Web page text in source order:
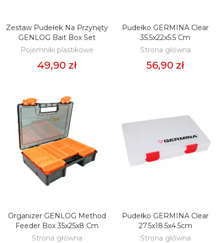
DODAJ DO KOSZYKA
Zestaw Pudełek Na Przynęty
GENLOG Bait Box Set
Pojemniki plastikowe
49,90 zł
DODAJ DO KOSZYKA
Pudełko GERMINA Clear
35.5x22x5.5 Cm
Strona główna
56,90 zł
DODAJ DO KOSZYKA
Organizer GENLOG Method
Feeder Box 35x25x8 Cm
Strona główna
DODAJ DO KOSZYKA
Pudełko GERMINA Clear
27.5x18.5x4.5cm
Strona główna